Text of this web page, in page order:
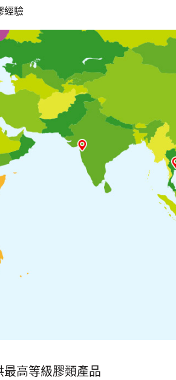
經驗
最高等級膠類產品